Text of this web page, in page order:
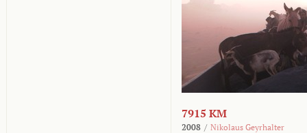
7915 KM
2008 / Nikolaus Geyrhalter